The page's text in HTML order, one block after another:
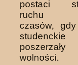
postaci
ruchu
czasów,